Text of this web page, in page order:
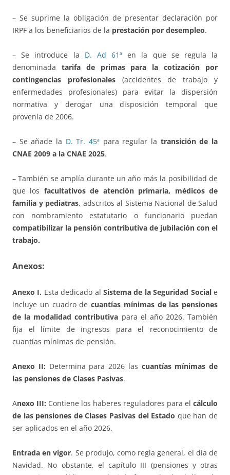
– Se suprime la obligación de presentar declaración por
IRPF a los beneficiarios de la prestación por desempleo.
– Se introduce la D. Ad 61ª en la que se regula la
denominada tarifa de primas para la cotización por
contingencias profesionales(accidentes de trabajo y
enfermedades profesionales) para evitar la dispersión
normativa y derogar una disposición temporal que
provenía de 2006.
– Se añade la D. Tr. 45ª para regular la transición de la
CNAE 2009 a la CNAE 2025.
– También se amplía durante un año más la posibilidad de
que los facultativos de atención primaria, médicos de
familia y pediatras, adscritos al Sistema Nacional de Salud
con nombramiento estatutario o funcionario puedan
compatibilizar la pensión contributiva de jubilación con el
trabajo.
Anexos:
Anexo I. Esta dedicado al Sistema de la Seguridad Sociale
incluye un cuadro de cuantías mínimas de las pensiones
de la modalidad contributiva para el año 2026. También
fija el límite de ingresos para el reconocimiento de
cuantías mínimas de pensión.
Anexo II: Determina para 2026 las cuantías mínimas de
las pensiones de Clases Pasivas.
Anexo III: Contiene los haberes reguladores para el cálculo
de las pensiones de Clases Pasivas del Estado que han de
ser aplicados en el año 2026.
Entrada en vigor. Se produjo, como regla general, el día de
Navidad. No obstante, el capítulo III (pensiones y otras